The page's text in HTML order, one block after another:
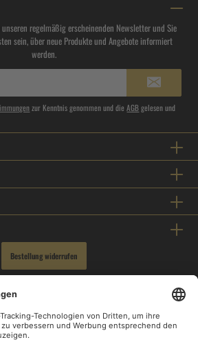
regelmäßig erscheinenden Newsletter und Sie
sein, über neue Produkte und Angebote informiert
werden.
zur Kenntnis genommen und dieAGBgelesen und
Bestellung widerrufen